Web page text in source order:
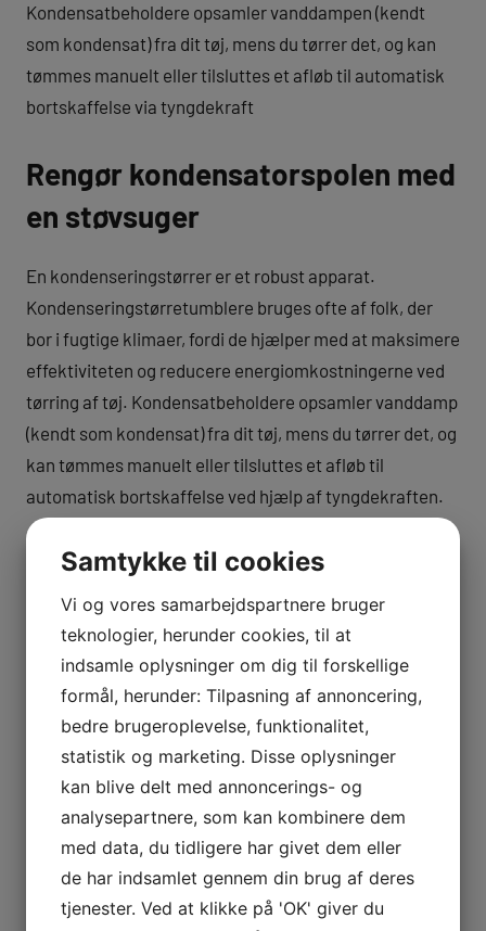
Kondensatbeholdere opsamler vanddampen (kendt
som kondensat) fra dit tøj, mens du tørrer det, og kan
tømmes manuelt eller tilsluttes et afløb til automatisk
bortskaffelse via tyngdekraft
Rengør kondensatorspolen med
en støvsuger
En kondenseringstørrer er et robust apparat.
Kondenseringstørretumblere bruges ofte af folk, der
bor i fugtige klimaer, fordi de hjælper med at maksimere
effektiviteten og reducere energiomkostningerne ved
tørring af tøj. Kondensatbeholdere opsamler vanddamp
(kendt som kondensat) fra dit tøj, mens du tørrer det, og
kan tømmes manuelt eller tilsluttes et afløb til
automatisk bortskaffelse ved hjælp af tyngdekraften.
Vask lintfilteret hver gang du
bruger din tørretumbler
Det er vigtigt at rense fnugfilteret i din tørretumbler,
hver gang du bruger den. En måde, du kan gøre dette
på, er ved at fjerne tørretumblerarket mellem brug og
regelmæssigt fjerne fnug fra fnugfilteret. På den måde
undgår du, at der opstår skimmelsvamp eller lugt,
hvilket kan medføre en nedsat effektivitet i dit apparat.
Du bør måske også sørge for at vaske hænder, når du
har rørt ved dele af din tørretumbler.
Samtykke til cookies
Vi og vores samarbejdspartnere bruger
teknologier, herunder cookies, til at
indsamle oplysninger om dig til forskellige
formål, herunder: Tilpasning af annoncering,
bedre brugeroplevelse, funktionalitet,
statistik og marketing. Disse oplysninger
kan blive delt med annoncerings- og
analysepartnere, som kan kombinere dem
med data, du tidligere har givet dem eller
de har indsamlet gennem din brug af deres
tjenester. Ved at klikke på 'OK' giver du